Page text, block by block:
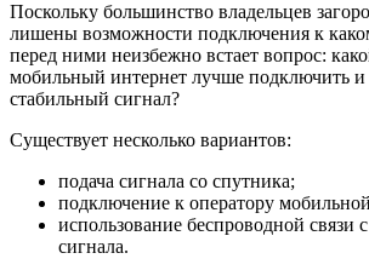
Поскольку большинство владельцев
лишены возможности подключения к
перед ними неизбежно встает вопрос:
мобильный интернет лучше подключить и
стабильный сигнал?
Существует несколько вариантов:
подача сигнала со спутника;
подключение к оператору
использование беспроводной связи
сигнала.